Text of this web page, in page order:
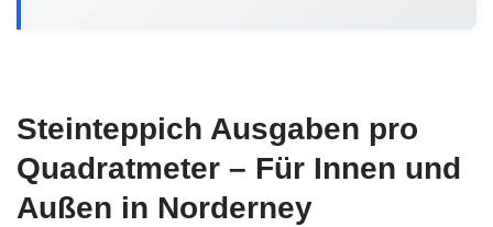
Steinteppich Ausgaben pro
Quadratmeter – Für Innen und
Außen in Norderney